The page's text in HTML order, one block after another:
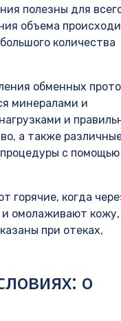
полезны для
объема
количества
обменных
минералами и
и
а также
с помощью
горячие, когда
омолаживают кожу,
при отеках,
о